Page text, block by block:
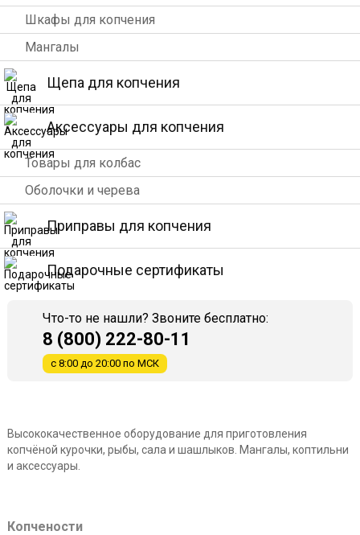
Шкафы для копчения
Мангалы
Щепа для копчения
Аксессуары для копчения
Товары для колбас
Оболочки и черева
Приправы для копчения
Подарочные сертификаты
Что-то не нашли? Звоните бесплатно:
8 (800) 222-80-11
с 8:00 до 20:00 по МСК
Высококачественное оборудование для приготовления
копчёной курочки, рыбы, сала и шашлыков. Мангалы, коптильни
и аксессуары.
Копчености